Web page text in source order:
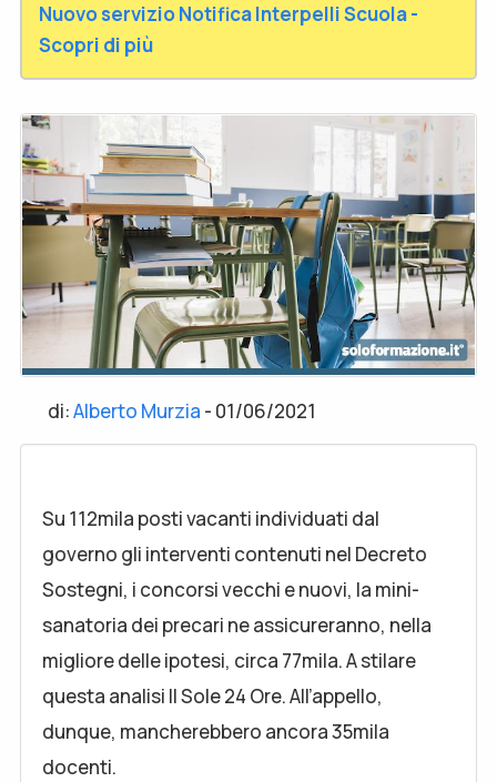
Nuovo servizio Notifica Interpelli Scuola -
Scopri di più
di:Alberto Murzia - 01/06/2021
Su 112mila posti vacanti individuati dal
governo gli interventi contenuti nel Decreto
Sostegni, i concorsi vecchi e nuovi, la mini-
sanatoria dei precari ne assicureranno, nella
migliore delle ipotesi, circa 77mila. A stilare
questa analisi Il Sole 24 Ore. All’appello,
dunque, mancherebbero ancora 35mila
docenti.